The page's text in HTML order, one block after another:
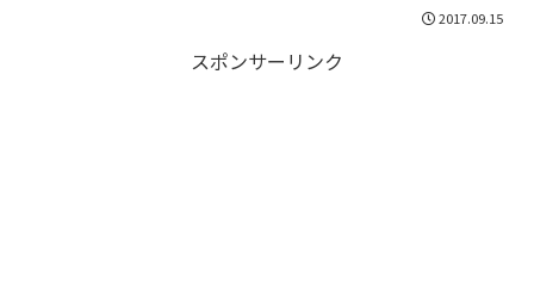
2017.09.15
スポンサーリンク